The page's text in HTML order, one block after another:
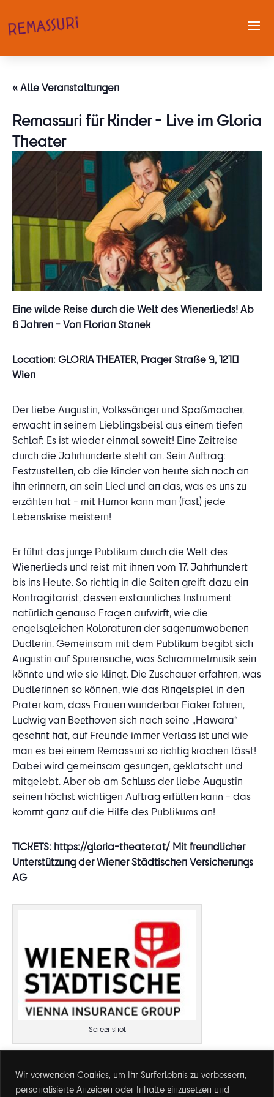
Wir verwenden Cookies, um Ihr Surferlebnis zu verbessern,
personalisierte Anzeigen oder Inhalte einzusetzen und
« Alle Veranstaltungen
Remassuri für Kinder - Live im Gloria
Theater
Eine wilde Reise durch die Welt des Wienerlieds!Ab
6 Jahren -Von Florian Stanek
Location: GLORIA THEATER, Prager Straße 9, 1210
Wien
Der liebe Augustin, Volkssänger und Spaßmacher,
erwacht in seinem Lieblingsbeisl aus einem tiefen
Schlaf: Es ist wieder einmal soweit! Eine Zeitreise
durch die Jahrhunderte steht an. Sein Auftrag:
Festzustellen, ob die Kinder von heute sich noch an
ihn erinnern, an sein Lied und an das, was es uns zu
erzählen hat - mit Humor kann man (fast) jede
Lebenskrise meistern!
Er führt das junge Publikum durch die Welt des
Wienerlieds und reist mit ihnen vom 17. Jahrhundert
bis ins Heute. So richtig in die Saiten greift dazu ein
Kontragitarrist, dessen erstaunliches Instrument
natürlich genauso Fragen aufwirft, wie die
engelsgleichen Koloraturen der sagenumwobenen
Dudlerin. Gemeinsam mit dem Publikum begibt sich
Augustin auf Spurensuche, was Schrammelmusik sein
könnte und wie sie klingt. Die Zuschauer erfahren, was
Dudlerinnen so können, wie das Ringelspiel in den
Prater kam, dass Frauen wunderbar Fiaker fahren,
Ludwig van Beethoven sich nach seine „Hawara“
gesehnt hat, auf Freunde immer Verlass ist und wie
man es bei einem Remassuri so richtig krachen lässt!
Dabei wird gemeinsam gesungen, geklatscht und
mitgelebt. Aber ob am Schluss der liebe Augustin
seinen höchst wichtigen Auftrag erfüllen kann - das
kommt ganz auf die Hilfe des Publikums an!
TICKETS: https://gloria-theater.at/ Mit freundlicher
Unterstützung der Wiener Städtischen Versicherungs
AG
Screenshot
DETAILS